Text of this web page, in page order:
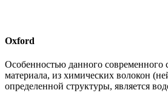
Oxford
Особенностью данного современного
материала, из химических волокон
определенной структуры, является